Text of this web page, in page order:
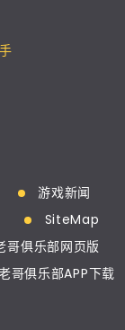
游戏新闻
SiteMap
哥俱乐部网页版
哥俱乐部APP下载